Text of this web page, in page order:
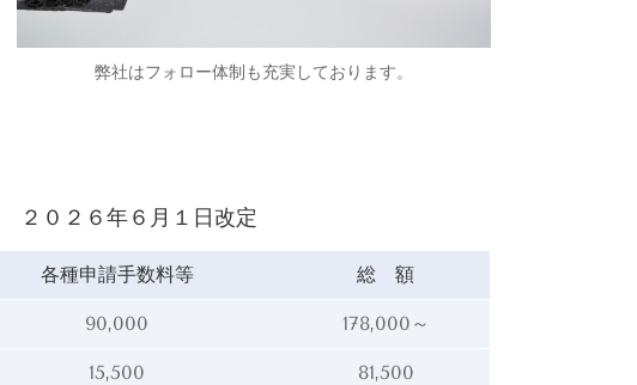
弊社はフォロー体制も充実しております。
２０２６年６月１日改定
各種申請手数料等 総 額
90,000 178,000～
15,500 81,500